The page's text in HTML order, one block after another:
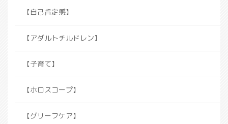
【自己肯定感】
【アダルトチルドレン】
【子育て】
【ホロスコープ】
【グリーフケア】